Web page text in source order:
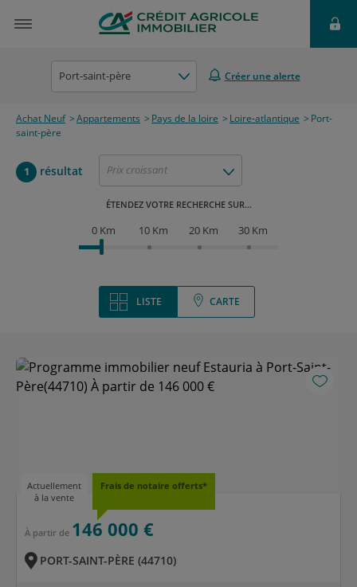
Port-saint-père Créer une alerte
Achat Neuf Appartements Pays de la loire Loire-atlantique
Port-
saint-père
1 résultat Prix croissant
ÉTENDEZ VOTRE RECHERCHE SUR...
0 Km 10 Km 20 Km 30 Km
LISTE CARTE
Actuellement
à la vente
Frais de notaire offerts*
À partir de 146 000 €
PORT-SAINT-PÈRE (44710)